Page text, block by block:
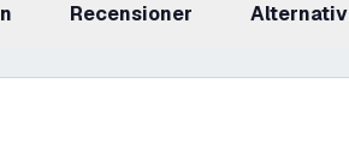
recensioner Alternativ